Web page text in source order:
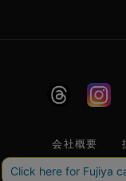
会社概要
特定商取引に関す